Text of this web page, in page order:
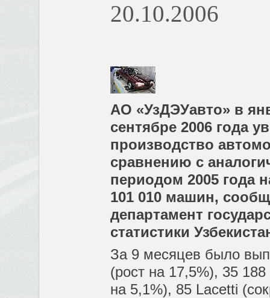
20.10.2006
АО «УзДЭУавто» в
сентябре 2006 года
производство
сравнению с
периодом 2005 года
101 010 машин,
департамент
статистики
За 9 месяцев было
(рост на 17,5%), 35
на 5,1%), 85 Lacetti